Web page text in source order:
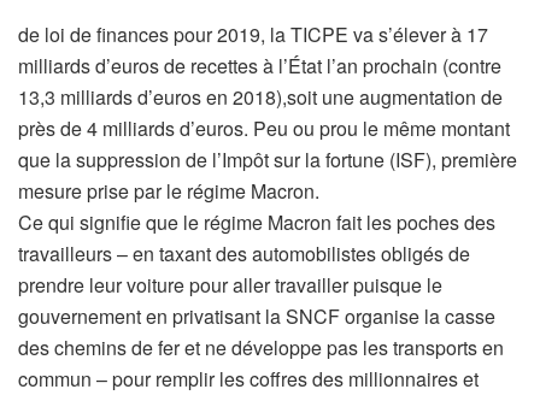
de loi de finances pour 2019, la TICPE va s’élever à 17
milliards d’euros de recettes à l’État l’an prochain (contre
13,3 milliards d’euros en 2018),soit une augmentation de
près de 4 milliards d’euros. Peu ou prou le même montant
que la suppression de l’Impôt sur la fortune (ISF), première
mesure prise par le régime Macron.
Ce qui signifie que le régime Macron fait les poches des
travailleurs – en taxant des automobilistes obligés de
prendre leur voiture pour aller travailler puisque le
gouvernement en privatisant la SNCF organise la casse
des chemins de fer et ne développe pas les transports en
commun – pour remplir les coffres des millionnaires et